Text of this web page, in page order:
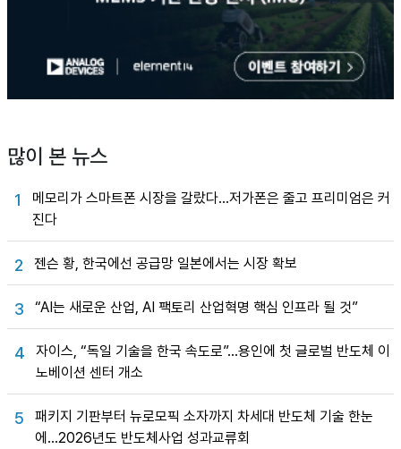
많이 본 뉴스
1
메모리가 스마트폰 시장을 갈랐다…저가폰은 줄고 프리미엄은 커
진다
2 젠슨 황, 한국에선 공급망 일본에서는 시장 확보
3 “AI는 새로운 산업, AI 팩토리 산업혁명 핵심 인프라 될 것”
4
자이스, “독일 기술을 한국 속도로”…용인에 첫 글로벌 반도체 이
노베이션 센터 개소
5
패키지 기판부터 뉴로모픽 소자까지 차세대 반도체 기술 한눈
에…2026년도 반도체사업 성과교류회